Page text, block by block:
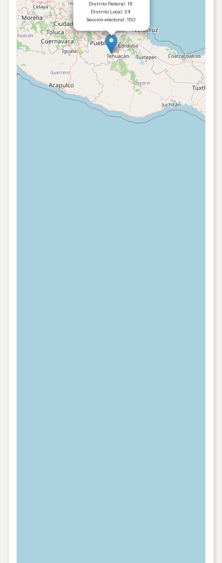
Distrito Federal: 16
Distrito Local: 24
Sección electoral: 150